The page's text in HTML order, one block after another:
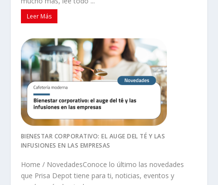
Leer Más
BIENESTAR CORPORATIVO: EL AUGE DEL TÉ Y LAS
INFUSIONES EN LAS EMPRESAS
Home / NovedadesConoce lo último las novedades
que Prisa Depot tiene para ti, noticias, eventos y